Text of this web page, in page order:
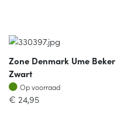
Zone Denmark Ume Beker
Zwart
Op voorraad
Op voorraad
€ 24,95